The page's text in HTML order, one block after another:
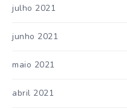
julho 2021
junho 2021
maio 2021
abril 2021